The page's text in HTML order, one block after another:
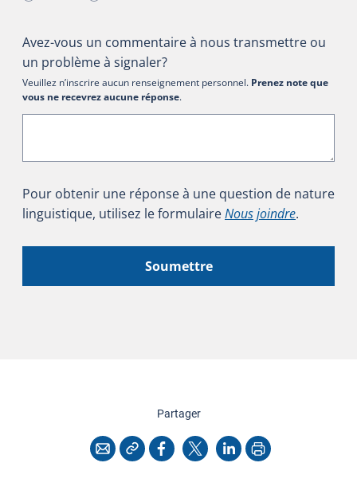
Avez-vous un commentaire à nous transmettre ou
un problème à signaler?
Veuillez n’inscrire aucun renseignement personnel. Prenez note que
vous ne recevrez aucune réponse.
Pour obtenir une réponse à une question de nature
linguistique, utilisez le formulaireNous joindre.
Soumettre
Partagercette page
CourrielCopier l'adresse
Facebook
X LinkedInImprimer